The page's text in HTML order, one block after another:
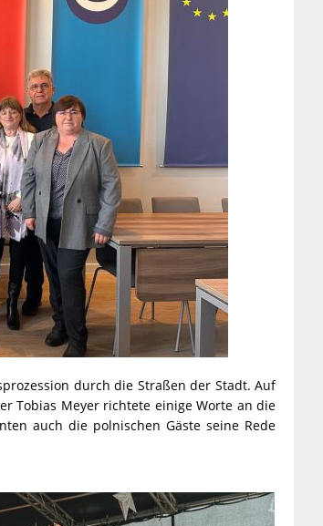
durch die Straßen der Stadt. Auf
Tobias Meyer richtete einige Worte an die
auch die polnischen Gäste seine Rede